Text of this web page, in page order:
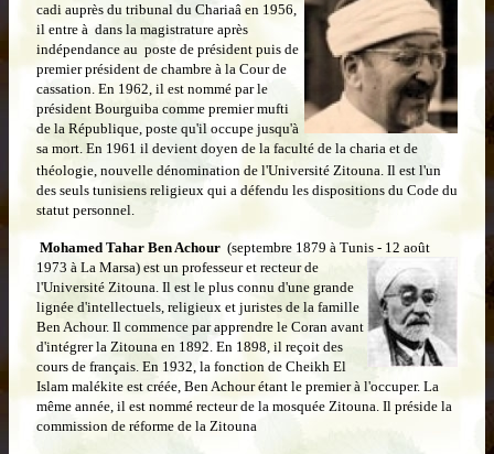
cadi auprès du tribunal du Chariaâ en 1956,
il entre à dans la magistrature après
indépendance au poste de président puis de
premier président de chambre à la Cour de
cassation. En 1962, il est nommé par le
président Bourguiba comme premier mufti
de la République, poste qu'il occupe jusqu'à
sa mort. En 1961 il devient doyen de la faculté de la charia et de
théologie, nouvelle dénomination de l'Université Zitouna. Il est l'un
des seuls tunisiens religieux qui a défendu les dispositions du Code du
statut personnel.
Mohamed Tahar Ben Achour (septembre 1879 à Tunis - 12 août
1973 à La Marsa) est un professeur et recteur de
l'Université Zitouna. Il est le plus connu d'une grande
lignée d'intellectuels, religieux et juristes de la famille
Ben Achour. Il commence par apprendre le Coran avant
d'intégrer la Zitouna en 1892. En 1898, il reçoit des
cours de français. En 1932, la fonction de Cheikh El
Islam malékite est créée, Ben Achour étant le premier à l'occuper. La
même année, il est nommé recteur de la mosquée Zitouna. Il préside la
commission de réforme de la Zitouna